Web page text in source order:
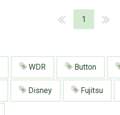
1
WDR Button
Disney Fujitsu